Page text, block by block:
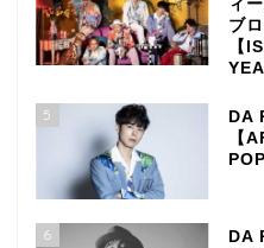
ィ
ブ
【
5
DA
【
6
DA